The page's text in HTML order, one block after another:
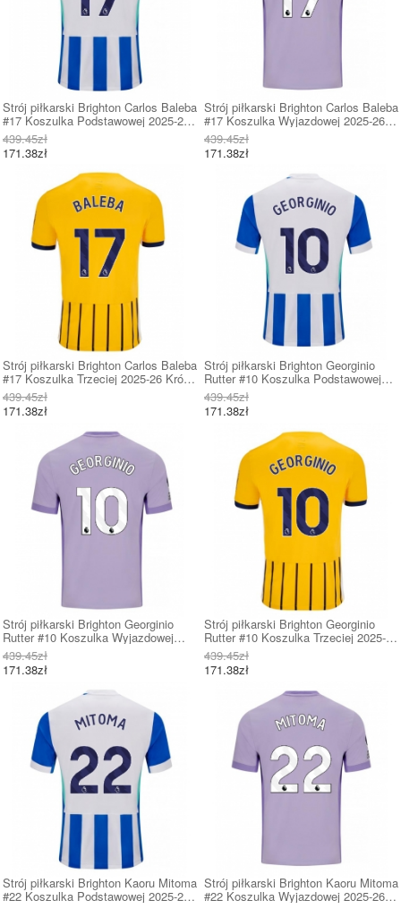
Strój piłkarski Brighton Carlos Baleba
#17 Koszulka Podstawowej 2025-26
Krótki Rękaw
439.45zł
171.38zł
Strój piłkarski Brighton Carlos Baleba
#17 Koszulka Wyjazdowej 2025-26
Krótki Rękaw
439.45zł
171.38zł
Strój piłkarski Brighton Carlos Baleba
#17 Koszulka Trzeciej 2025-26 Krótki
Rękaw
439.45zł
171.38zł
Strój piłkarski Brighton Georginio
Rutter #10 Koszulka Podstawowej
2025-26 Krótki Rękaw
439.45zł
171.38zł
Strój piłkarski Brighton Georginio
Rutter #10 Koszulka Wyjazdowej
2025-26 Krótki Rękaw
439.45zł
171.38zł
Strój piłkarski Brighton Georginio
Rutter #10 Koszulka Trzeciej 2025-26
Krótki Rękaw
439.45zł
171.38zł
Strój piłkarski Brighton Kaoru Mitoma
#22 Koszulka Podstawowej 2025-26
Strój piłkarski Brighton Kaoru Mitoma
#22 Koszulka Wyjazdowej 2025-26